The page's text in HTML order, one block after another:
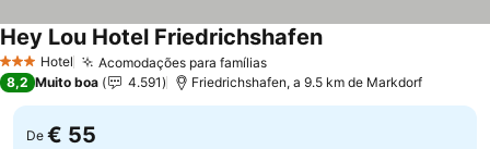
3 EstrelasHotel Acomodações para famílias
Hey Lou Hotel Friedrichshafen
8,2 Muito boa 4.591 Friedrichshafen, a 9.5 km de Markdorf
De € 55